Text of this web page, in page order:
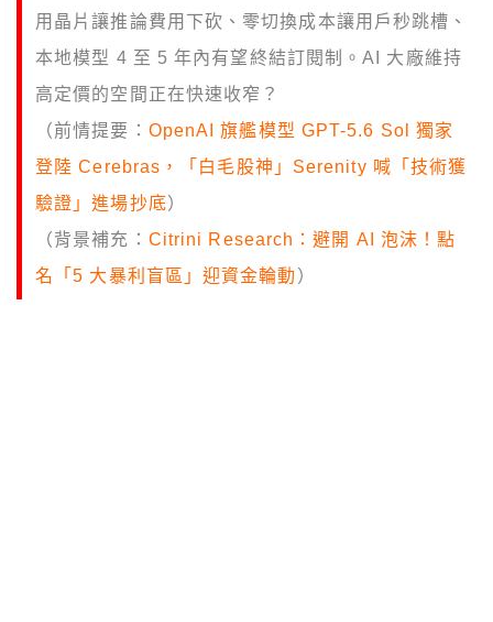
用晶片讓推論費用下砍、零切換成本讓用戶秒跳槽、
本地模型 4 至 5 年內有望終結訂閱制。AI 大廠維持
高定價的空間正在快速收窄？
（前情提要： OpenAI 旗艦模型 GPT-5.6 Sol 獨家
登陸 Cerebras，「白毛股神」Serenity 喊「技術獲
驗證」進場抄底）
（背景補充： Citrini Research：避開 AI 泡沫！點
名「5 大暴利盲區」迎資金輪動 ）